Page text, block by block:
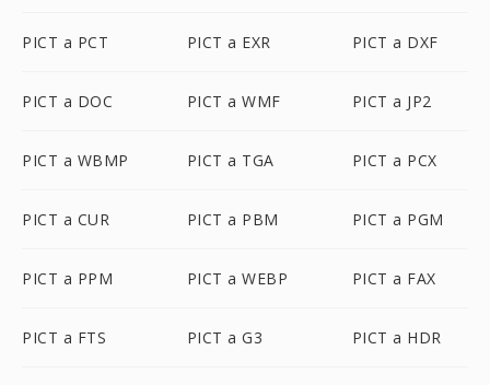
PICT a PCT PICT a EXR PICT a DXF
PICT a DOC PICT a WMF PICT a JP2
PICT a WBMP PICT a TGA PICT a PCX
PICT a CUR PICT a PBM PICT a PGM
PICT a PPM PICT a WEBP PICT a FAX
PICT a FTS PICT a G3 PICT a HDR